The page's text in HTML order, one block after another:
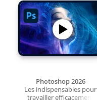
Photoshop 2026
Les indispensables pour
travailler efficacement